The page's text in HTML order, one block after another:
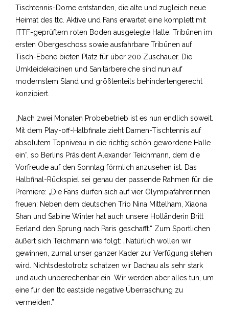
Tischtennis-Dome entstanden, die alte und zugleich neue
Heimat des ttc. Aktive und Fans erwartet eine komplett mit
ITTF-geprüftem roten Boden ausgelegte Halle. Tribünen im
ersten Obergeschoss sowie ausfahrbare Tribünen auf
Tisch-Ebene bieten Platz für über 200 Zuschauer. Die
Umkleidekabinen und Sanitärbereiche sind nun auf
modernstem Stand und größtenteils behindertengerecht
konzipiert.
„Nach zwei Monaten Probebetrieb ist es nun endlich soweit.
Mit dem Play-off-Halbfinale zieht Damen-Tischtennis auf
absolutem Topniveau in die richtig schön gewordene Halle
ein“, so Berlins Präsident Alexander Teichmann, dem die
Vorfreude auf den Sonntag förmlich anzusehen ist. Das
Halbfinal-Rückspiel sei genau der passende Rahmen für die
Premiere: „Die Fans dürfen sich auf vier Olympiafahrerinnen
freuen: Neben dem deutschen Trio Nina Mittelham, Xiaona
Shan und Sabine Winter hat auch unsere Holländerin Britt
Eerland den Sprung nach Paris geschafft.“ Zum Sportlichen
äußert sich Teichmann wie folgt: „Natürlich wollen wir
gewinnen, zumal unser ganzer Kader zur Verfügung stehen
wird. Nichtsdestotrotz schätzen wir Dachau als sehr stark
und auch unberechenbar ein. Wir werden aber alles tun, um
eine für den ttc eastside negative Überraschung zu
vermeiden.”